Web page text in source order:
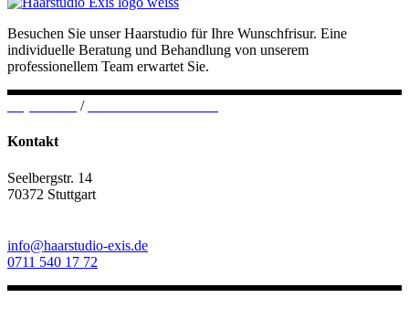
Besuchen Sie unser Haarstudio für Ihre Wunschfrisur. Eine
individuelle Beratung und Behandlung von unserem
professionellem Team erwartet Sie.
/
Kontakt
Seelbergstr. 14
70372 Stuttgart
info@haarstudio-exis.de
0711 540 17 72